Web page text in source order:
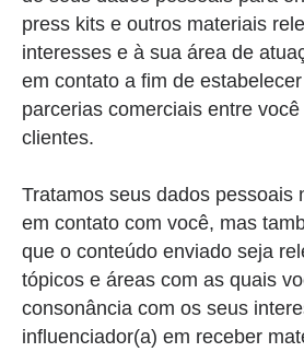
press kits e outros materiais
interesses e à sua área de
em contato a fim de
parcerias comerciais entre
clientes.
Tratamos seus dados pessoais
em contato com você, mas
que o conteúdo enviado seja
tópicos e áreas com as quais
consonância com os seus
influenciador(a) em receber